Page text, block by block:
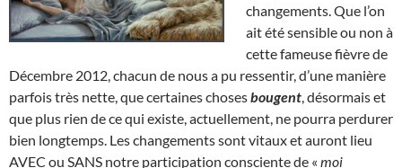
changements. Que l’on
ait été sensible ou non à
cette fameuse fièvre de
Décembre 2012, chacun de nous a pu ressentir, d’une manière
parfois très nette, que certaines chosesbougent , désormais et
que plus rien de ce qui existe, actuellement, ne pourra perdurer
bien longtemps. Les changements sont vitaux et auront lieu
AVEC ou SANS notre participation consciente de « moi